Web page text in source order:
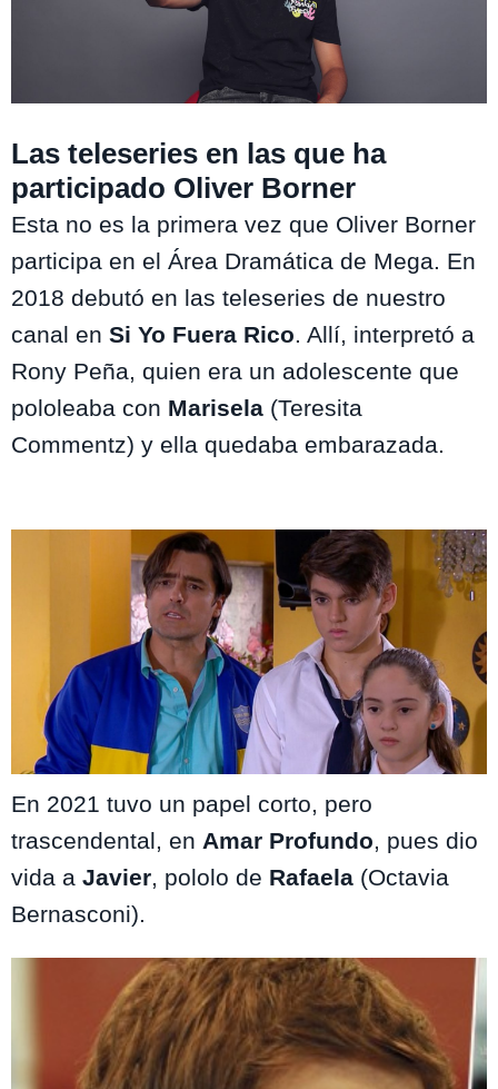
Las teleseries en las que ha
participado Oliver Borner
Esta no es la primera vez que Oliver Borner
participa en el Área Dramática de Mega. En
2018 debutó en las teleseries de nuestro
canal en Si Yo Fuera Rico. Allí, interpretó a
Rony Peña, quien era un adolescente que
pololeaba con Marisela (Teresita
Commentz) y ella quedaba embarazada.
En 2021 tuvo un papel corto, pero
trascendental, en Amar Profundo, pues dio
vida a Javier, pololo de Rafaela (Octavia
Bernasconi).